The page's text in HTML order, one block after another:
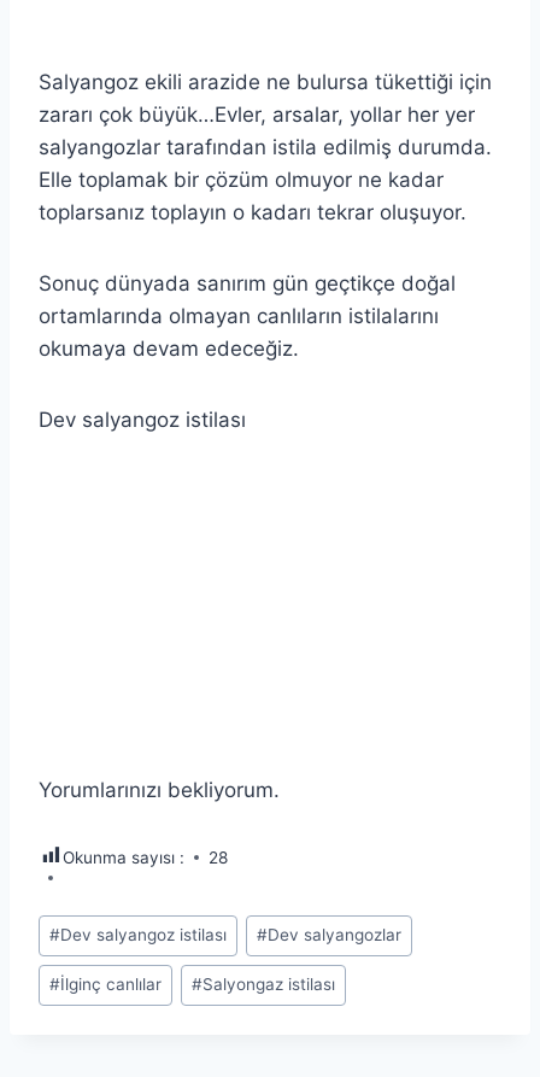
Salyangoz ekili arazide ne bulursa tükettiği için
zararı çok büyük…Evler, arsalar, yollar her yer
salyangozlar tarafından istila edilmiş durumda.
Elle toplamak bir çözüm olmuyor ne kadar
toplarsanız toplayın o kadarı tekrar oluşuyor.
Sonuç dünyada sanırım gün geçtikçe doğal
ortamlarında olmayan canlıların istilalarını
okumaya devam edeceğiz.
Dev salyangoz istilası
Yorumlarınızı bekliyorum.
Okunma sayısı : 28
Post
Tags:
#Dev salyangoz istilası #Dev salyangozlar
#İlginç canlılar #Salyongaz istilası